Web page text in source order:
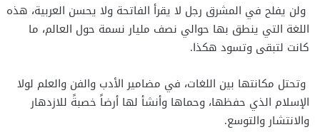
ولن يفلح في المشرق رجل لا يقرأ الفاتحة ولا يحسن العربية، هذه
اللغة التي ينطق بها حوالي نصف مليار نسمة حول العالم، ما
كانت لتبقى وتسود هكذا.
وتحتل مكانتها بين اللغات، في مضامير الأدب والفن والعلم لولا
الإسلام الذي حفظها، وحماها وأنشأ لها أرضاً خصبةً للازدهار
والانتشار والتوسع.